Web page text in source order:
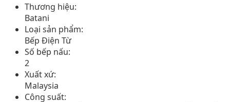
Thương hiệu:
Batani
Loại sản phẩm:
Bếp Điện Từ
Số bếp nấu:
2
Xuất xứ:
Malaysia
Công suất: